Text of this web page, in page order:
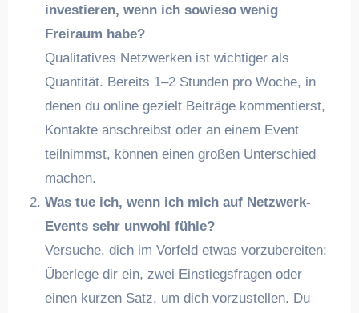
investieren, wenn ich sowieso wenig
Freiraum habe?
Qualitatives Netzwerken ist wichtiger als
Quantität. Bereits 1–2 Stunden pro Woche, in
denen du online gezielt Beiträge kommentierst,
Kontakte anschreibst oder an einem Event
teilnimmst, können einen großen Unterschied
machen.
Was tue ich, wenn ich mich auf Netzwerk-
Events sehr unwohl fühle?
Versuche, dich im Vorfeld etwas vorzubereiten:
Überlege dir ein, zwei Einstiegsfragen oder
einen kurzen Satz, um dich vorzustellen. Du